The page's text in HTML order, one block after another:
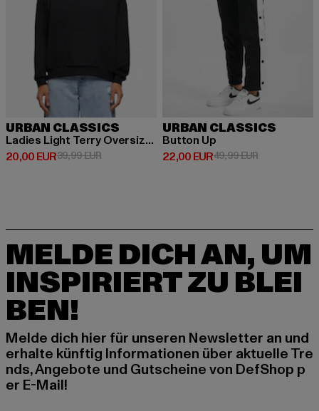
URBAN CLASSICS
Ladies Light Terry Oversized
20,00 EUR
Derzeitiger Preis: 20,00 EUR
39,99 EURAktionspreis: 39,99 EUR
URBAN CLASSICS
Button Up
22,00 EUR
Derzeitiger Preis: 22,00 EUR
49,99 EURAktionspreis:
MELDE DICH AN, UM
INSPIRIERT ZU BLEI
BEN!
Melde dich hier für unseren Newsletter an und
erhalte künftig Informationen über aktuelle Tre
nds, Angebote und Gutscheine von DefShop p
er E-Mail!